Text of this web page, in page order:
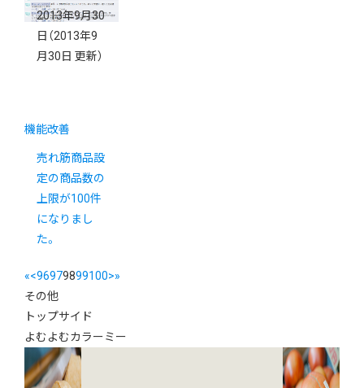
2013年9月30
日 （2013年9
月30日 更新）
機能改善
売れ筋商品設
定の商品数の
上限が100件
になりまし
た。
«<96979899100>»
その他
トップサイド
よむよむカラーミー